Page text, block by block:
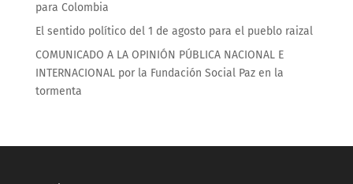
para Colombia
El sentido político del 1 de agosto para el pueblo raizal
COMUNICADO A LA OPINIÓN PÚBLICA NACIONAL E
INTERNACIONAL por la Fundación Social Paz en la
tormenta